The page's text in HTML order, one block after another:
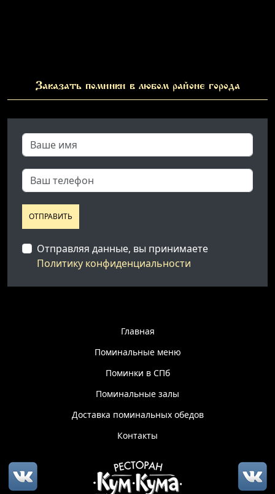
Заказать поминки в любом районе города
ОТПРАВИТЬ
Отправляя данные, вы принимаете
Политику конфиденциальности
Главная
Поминальные меню
Поминки в СПб
Поминальные залы
Доставка поминальных обедов
Контакты